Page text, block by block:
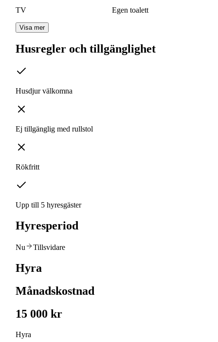
TV Egen toalett
Visa mer
Husregler och tillgänglighet
Husdjur välkomna
Ej tillgänglig med rullstol
Rökfritt
Upp till 5 hyresgäster
Hyresperiod
Nu Tillsvidare
Hyra
Månadskostnad
15 000 kr
Hyra